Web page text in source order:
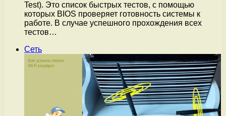
Test). Это список быстрых тестов, с помощью
которых BIOS проверяет готовность системы к
работе. В случае успешного прохождения всех
тестов…
Сеть